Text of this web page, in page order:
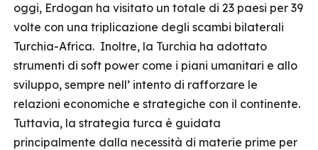
oggi, Erdogan ha visitato un totale di 23 paesi per 39
volte con una triplicazione degli scambi bilaterali
Turchia-Africa. Inoltre, la Turchia ha adottato
strumenti di soft power come i piani umanitari e allo
sviluppo, sempre nell’ intento di rafforzare le
relazioni economiche e strategiche con il continente.
Tuttavia, la strategia turca è guidata
principalmente dalla necessità di materie prime per